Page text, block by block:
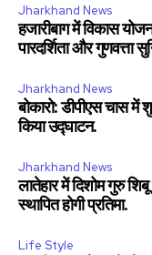
Jharkhand News
हजारीबाग में विकास
पारदर्शिता और गुणवत्ता
Jharkhand News
बोकारो: डीपीएस चास
किया उद्घाटन.
Jharkhand News
लातेहार में दिशोम गुरु
स्थापित होगी प्रतिमा.
Life Style